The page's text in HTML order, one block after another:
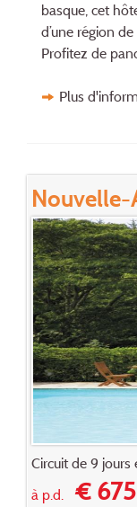
basque, cet
d’une région
Profitez de
Plus
Nouvelle-
Circuit de 9
à p.d.€ 675